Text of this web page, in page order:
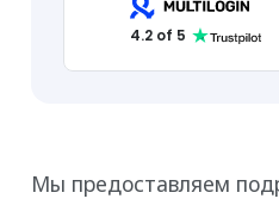
Мы предоставляем
4.2 of 5